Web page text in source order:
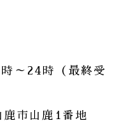
～24時（最終受
市山鹿1番地